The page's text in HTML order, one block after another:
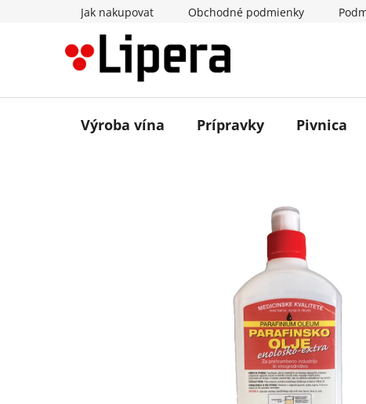
Jak nakupovat Obchodné podmienky
Výroba vína Prípravky Pivnica